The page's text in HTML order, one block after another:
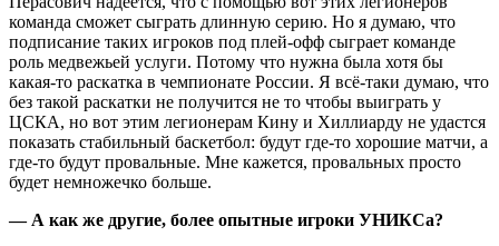
команда сможет сыграть длинную серию. Но я думаю, что
подписание таких игроков под плей-офф сыграет команде
роль медвежьей услуги. Потому что нужна была хотя бы
какая-то раскатка в чемпионате России. Я всё-таки думаю, что
без такой раскатки не получится не то чтобы выиграть у
ЦСКА, но вот этим легионерам Кину и Хиллиарду не удастся
показать стабильный баскетбол: будут где-то хорошие матчи, а
где-то будут провальные. Мне кажется, провальных просто
будет немножечко больше.
— А как же другие, более опытные игроки УНИКСа?